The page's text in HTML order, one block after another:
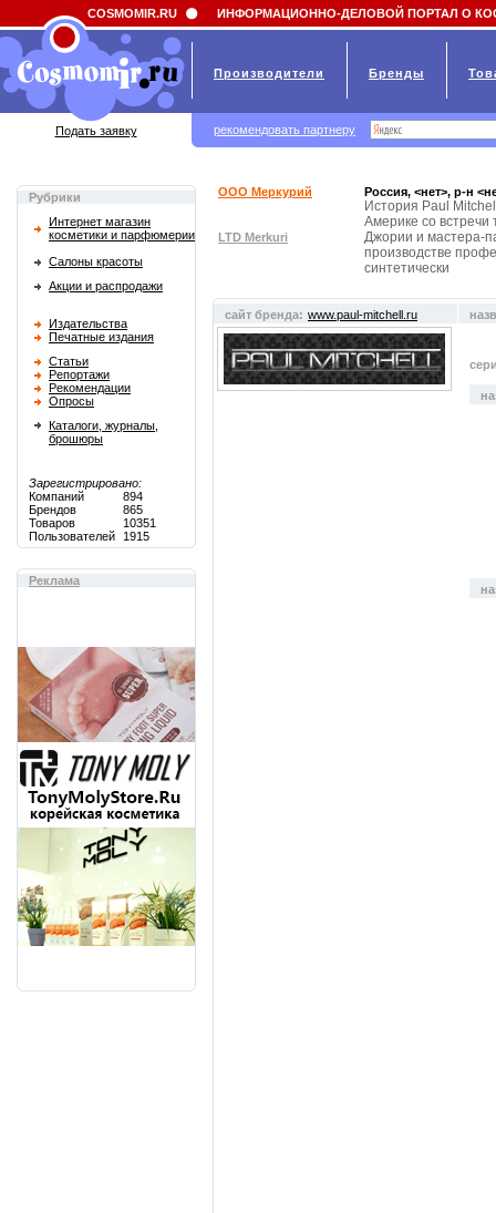
Field 'news_title' doesn't have a default value
Рубрики
Интернет магазин
косметики и парфюмерии
Салоны красоты
Акции и распродажи
Издательства
Печатные издания
Статьи
Репортажи
Рекомендации
Опросы
Каталоги, журналы,
брошюры
Зарегистрировано:
Компаний
894
Брендов
865
Товаров
10351
Пользователей
1915
Реклама
ООО Меркурий Россия, <нет>, р-н
LTD Merkuri
История Paul
Америке со
Джории и мастера-
производстве
синтетически
сайт бренда: www.paul-mitchell.ru
COSMOMIR.RU ИНФОРМАЦИОННО-ДЕЛОВОЙ ПОРТАЛ О
Производители Бренды
Подать заявку рекомендовать партнеру